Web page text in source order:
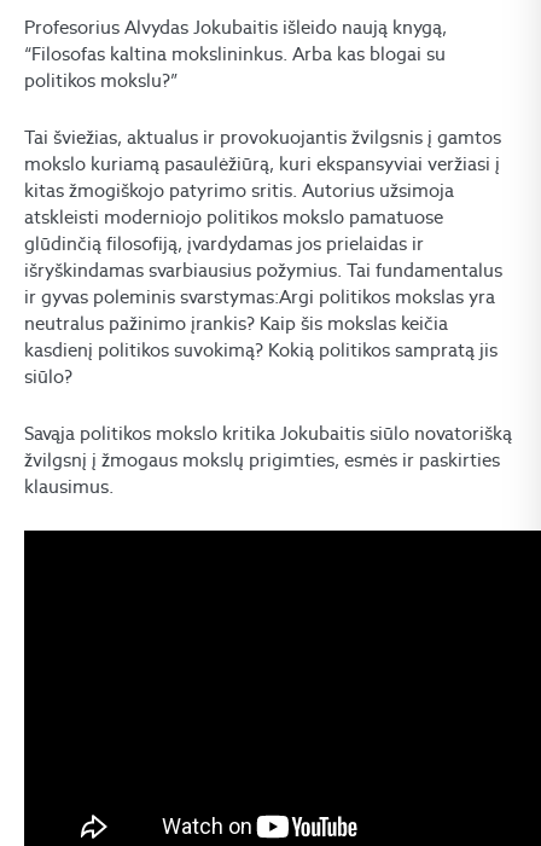
Profesorius Alvydas Jokubaitis išleido naują knygą,
“Filosofas kaltina mokslininkus. Arba kas blogai su
politikos mokslu?”
Tai šviežias, aktualus ir provokuojantis žvilgsnis į gamtos
mokslo kuriamą pasaulėžiūrą, kuri ekspansyviai veržiasi į
kitas žmogiškojo patyrimo sritis. Autorius užsimoja
atskleisti moderniojo politikos mokslo pamatuose
glūdinčią filosofiją, įvardydamas jos prielaidas ir
išryškindamas svarbiausius požymius. Tai fundamentalus
ir gyvas poleminis svarstymas:Argi politikos mokslas yra
neutralus pažinimo įrankis? Kaip šis mokslas keičia
kasdienį politikos suvokimą? Kokią politikos sampratą jis
siūlo?
Savąja politikos mokslo kritika Jokubaitis siūlo novatorišką
žvilgsnį į žmogaus mokslų prigimties, esmės ir paskirties
klausimus.